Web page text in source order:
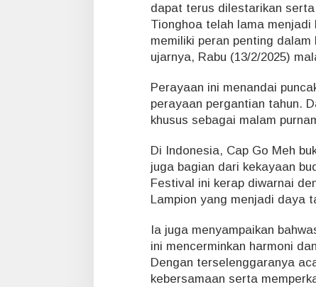
a
a
I
m
e
k
5
dapat terus dilestarikan
Tionghoa telah lama menjadi
memiliki peran penting
ujarnya, Rabu (13/2/2025)
Perayaan ini menandai
perayaan pergantian tahun.
khusus sebagai malam
Di Indonesia, Cap Go Meh
juga bagian dari kekayaan
Festival ini kerap diwarnai
Lampion yang menjadi daya
Ia juga menyampaikan
ini mencerminkan harmoni
Dengan terselenggaranya
kebersamaan serta